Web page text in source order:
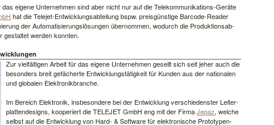
ei­ge­ne Un­ter­neh­men sind aber nicht nur auf die Te­le­kom­mu­ni­ka­ti­ons-Ge­rä­te
hat die Te­le­jet-Ent­wick­lungs­ab­tei­lung bspw. preis­güns­ti­ge Bar­co­de-Rea­der
der Au­to­ma­ti­sie­rungs­lö­sun­gen über­nom­men, wo­durch die Pro­duk­ti­ons­ab­
ge­stal­tet wer­den konn­ten.
Zur viel­fäl­ti­gen Ar­beit für das ei­ge­ne Un­ter­neh­men ge­sellt sich seit je­her auch die
be­son­ders breit ge­fächer­te Ent­wick­lung­s­tä­tig­keit für Kun­den aus der na­tio­na­len
und glo­ba­len Elek­tro­nik­bran­che.
Im Be­reich Elek­tro­nik, ins­be­son­de­re bei der Ent­wick­lung ver­schie­dens­ter Lei­ter­
plat­ten­de­signs, ko­ope­riert dieTE­LE­JETGmbH eng mit der Fir­maJe­paz, wel­che
selbst auf die Ent­wick­lung von Hard- & Soft­wa­re für elek­tro­ni­sche Pro­to­ty­pen-